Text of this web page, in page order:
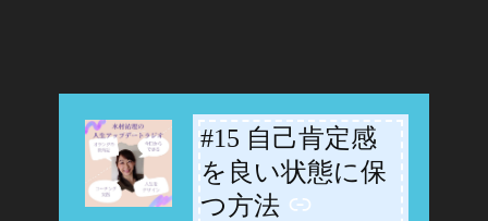
#15 自己肯定感
を良い状態に保
つ方法
-